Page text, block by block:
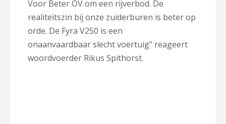
Voor Beter OV om een rijverbod. De
realiteitszin bij onze zuiderburen is beter op
orde. De Fyra V250 is een
onaanvaardbaar slecht voertuig" reageert
woordvoerder Rikus Spithorst.